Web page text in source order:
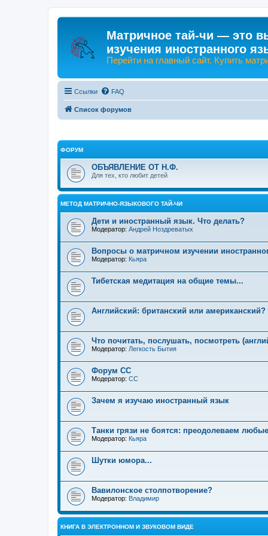
Матричное тай-чи — это
изучения иностранного
Перейти на главный сайт. Купить
Ссылки FAQ
Список форумов
ФОРУМ
ОБЪЯВЛЕНИЕ ОТ Н.Ф.
Для тех, кто любит детей
МЕТОД МАТРИЧНО-ЯЗЫКОВОГО ТАЙ-ЧИ
Дети и иностранный язык. Что делать?
Модератор: Андрей Ноздреватых
Вопросы о матричном изучении
Модератор: Кьяра
Тибетская медитация на общие темы...
Английский: британский или американский?
Что почитать, послушать, посмотреть
Модератор: Легкость Бытия
Форум СС
Модератор: CC
Зачем я изучаю иностранный язык
Танки грязи не боятся: преодолеваем
Модератор: Кьяра
Шутки юмора...
Вавилонское столпотворение?
Модератор: Владимир
КНИГА В ЭЛЕКТРОННОМ И ЗВУКОВОМ ВИДЕ